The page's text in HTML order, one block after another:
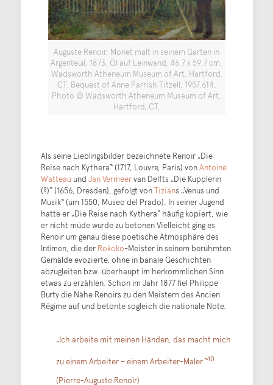
Auguste Renoir, Monet malt in seinem Garten in
Argenteuil, 1873, Öl auf Leinwand, 46.7 x 59.7 cm,
Wadsworth Atheneum Museum of Art, Hartford,
CT. Bequest of Anne Parrish Titzell, 1957.614,
Photo © Wadsworth Atheneum Museum of Art,
Hartford, CT.
Als seine Lieblingsbilder bezeichnete Renoir „Die
Reise nach Kythera“ (1717, Louvre, Paris) vonAntoine
Watteauund Jan Vermeervan Delfts „Die Kupplerin
(?)“ (1656, Dresden), gefolgt vonTizians „Venus und
Musik“ (um 1550, Museo del Prado). In seiner Jugend
hatte er „Die Reise nach Kythera“ häufig kopiert, wie
er nicht müde wurde zu betonen Vielleicht ging es
Renoir um genau diese poetische Atmosphäre des
Intimen, die der Rokoko-Meister in seinem berühmten
Gemälde evozierte, ohne in banale Geschichten
abzugleiten bzw. überhaupt im herkömmlichen Sinn
etwas zu erzählen. Schon im Jahr 1877 fiel Philippe
Burty die Nähe Renoirs zu den Meistern des Ancien
Régime auf und betonte sogleich die nationale Note.
„Ich arbeite mit meinen Händen, das macht mich
zu einem Arbeiter – einem Arbeiter-Maler.“10
(Pierre-Auguste Renoir)